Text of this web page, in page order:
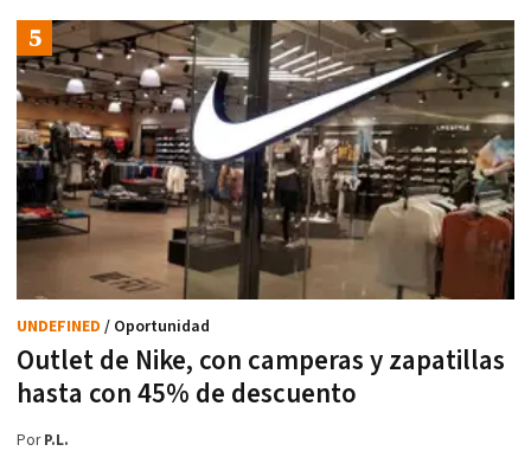
Outlet de Nike, con camperas y zapatillas
hasta con 45% de descuento
UNDEFINED / Oportunidad
PorP.L.